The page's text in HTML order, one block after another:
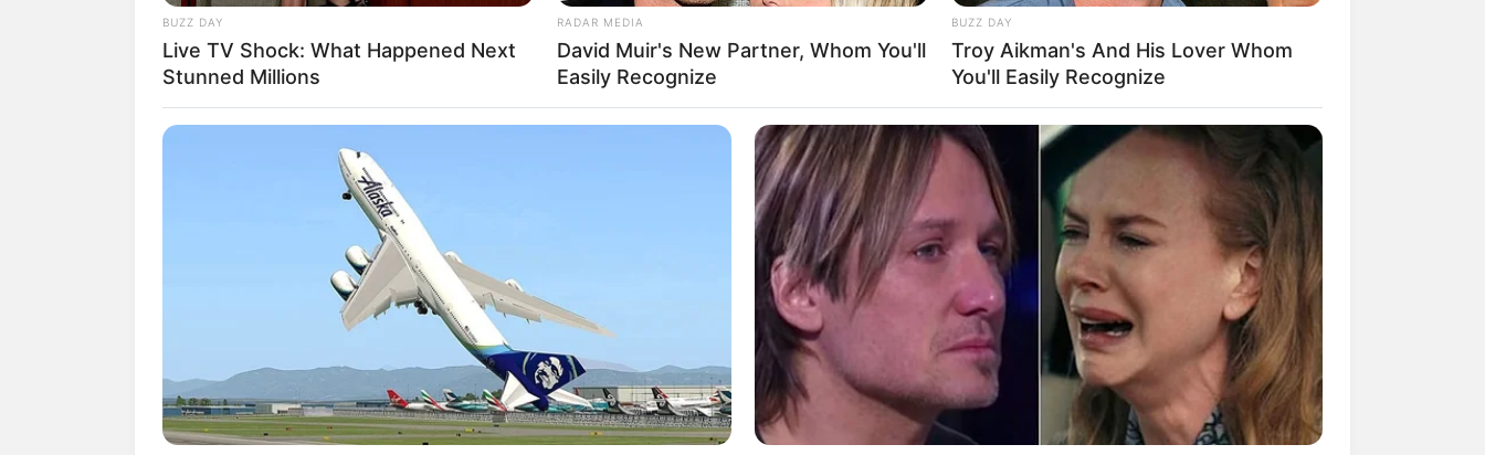
Nama Lengkap: Oxavia Aldiano
Nama Panggung: Vidi Aldiano
Tempat, Tanggal Lahir: Jakarta, 29 Maret 1990
Kewarganegaraan: Indonesia
Tampil Lebih Modern, 7 Potret
Hasil Renovasi Rumah Berusia
90 Tahun
BUZZ DAY
Live TV Shock: What Happened Next
Stunned Millions
RADAR MEDIA
David Muir's New Partner, Whom You'll
Easily Recognize
BUZZ DAY
Troy Aikman's And His Lover Whom
You'll Easily Recognize